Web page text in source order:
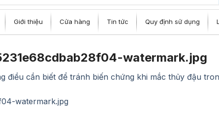
Giới thiệu Cửa hàng Tin tức Quy định sử dụng
watermark.jpg
điều cần biết để tránh biến chứng khi mắc thủy đậu